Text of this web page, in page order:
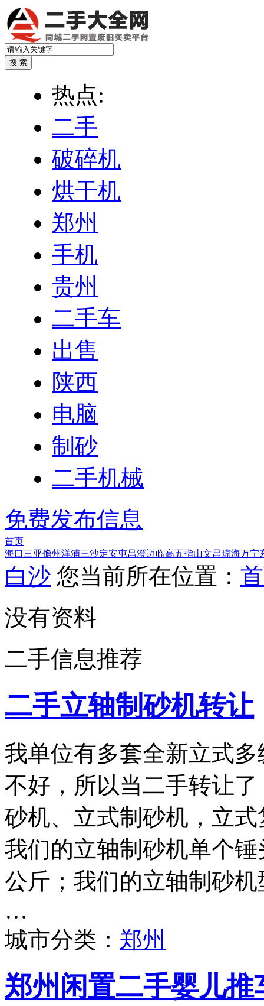
热点:
二手
破碎机
烘干机
郑州
手机
贵州
二手车
出售
陕西
电脑
制砂
二手机械
免费发布信息
首页
海口三亚儋州洋浦三沙定安屯昌澄迈临高五指山文昌琼海万宁
白沙 您当前所在位置：
没有资料
二手信息推荐
二手立轴制砂机转让
我单位有多套全新立式
不好，所以当二手转让
砂机、立式制砂机，立
我们的立轴制砂机单个
公斤；我们的立轴制砂
…
城市分类： 郑州
郑州闲置二手婴儿推